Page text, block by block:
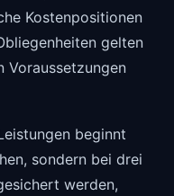
Kostenpositionen
gelten
Voraussetzungen
beginnt
sondern bei drei
werden,